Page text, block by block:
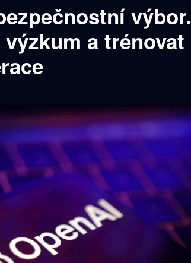
výbor.
a trénovat